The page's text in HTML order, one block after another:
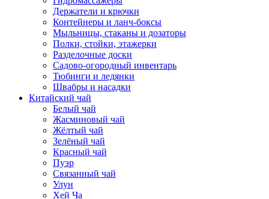
Держатели и крючки
Контейнеры и ланч-боксы
Мыльницы, стаканы и дозаторы
Полки, стойки, этажерки
Разделочные доски
Садово-огородный инвентарь
Тюбинги и ледянки
Швабры и насадки
Китайский чай
Белый чай
Жасминовый чай
Жёлтый чай
Зелёный чай
Красный чай
Пуэр
Связанный чай
Улун
Хей Ча